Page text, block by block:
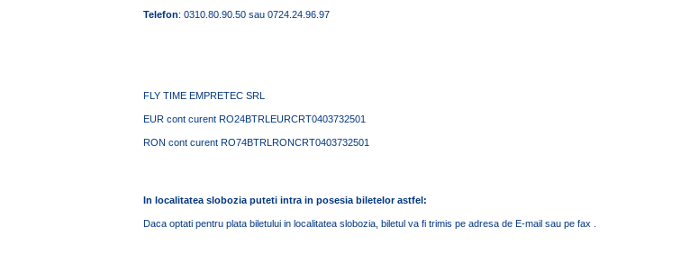
Telefon: 0310.80.90.50 sau 0724.24.96.97
FLY TIME EMPRETEC SRL
EUR cont curent RO24BTRLEURCRT0403732501
RON cont curent RO74BTRLRONCRT0403732501
In localitatea slobozia puteti intra in posesia biletelor astfel:
Daca optati pentru plata biletului in localitatea slobozia, biletul va fi trimis pe adresa de E-mail sau pe fax .